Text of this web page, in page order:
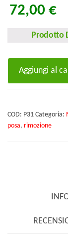
72,00 €
Prodotto
Aggiungi al
COD: P31 Categoria:
posa, rimozione